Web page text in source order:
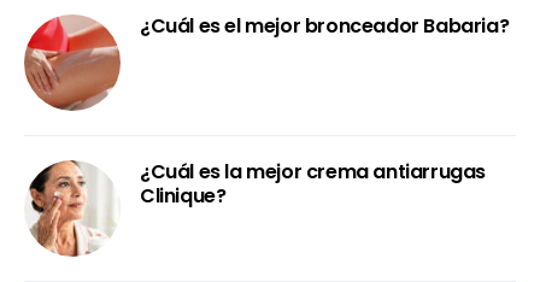
¿Cuál es el mejor bronceador Babaria?
¿Cuál es la mejor crema antiarrugas
Clinique?